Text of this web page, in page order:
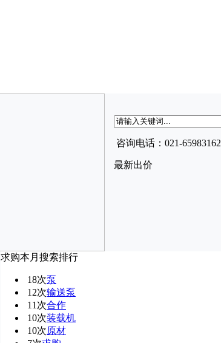
咨询电话：021-65983162
最新出价
求购本月搜索排行
18次泵
12次输送泵
11次合作
10次装载机
10次原材